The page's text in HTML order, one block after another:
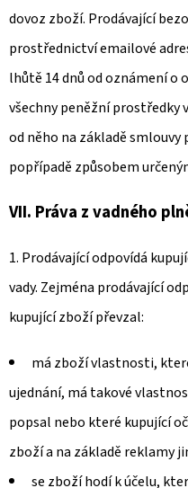
dovoz zboží. Prodávající
prostřednictví emailové
lhůtě 14 dnů od oznámení o
všechny peněžní prostředky
od něho na základě
popřípadě způsobem
VII. Práva z vadného
1. Prodávající odpovídá
vady. Zejména prodávající
kupující zboží převzal:
má zboží vlastnosti,
ujednání, má takové
popsal nebo které kupující
zboží a na základě reklamy
se zboží hodí k účelu,